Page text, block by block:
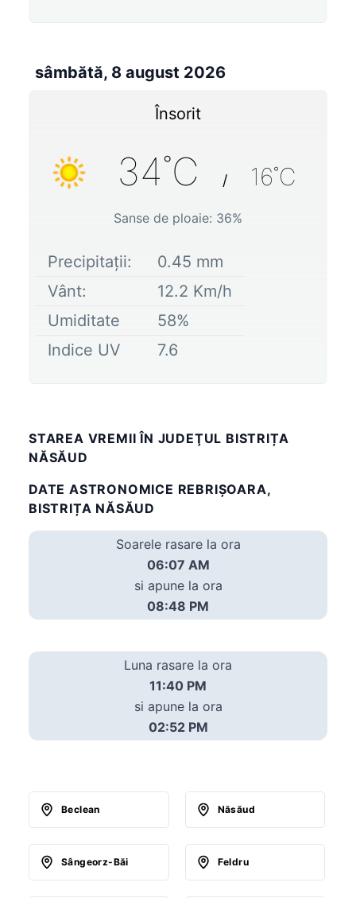
sâmbătă, 8 august 2026
Însorit
34˚C / 16˚C
Sanse de ploaie: 36%
Precipitații: 0.45 mm
Vânt:
12.2 Km/h
Umiditate
58%
Indice UV
7.6
STAREA VREMII ÎN JUDEŢUL BISTRIȚA
NĂSĂUD
DATE ASTRONOMICE REBRIŞOARA,
BISTRIȚA NĂSĂUD
Soarele rasare la ora
06:07 AM
si apune la ora
08:48 PM
Luna rasare la ora
11:40 PM
si apune la ora
02:52 PM
Beclean Năsăud
Sângeorz-Băi Feldru